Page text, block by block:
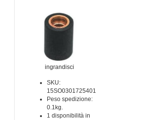
ingrandisci
SKU:
15SO0301725401
Peso spedizione:
0.1kg.
1 disponibilità in